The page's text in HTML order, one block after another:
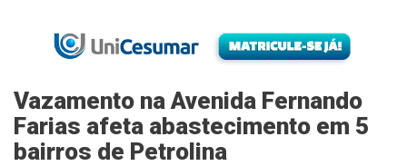
Vazamento na Avenida Fernando
Farias afeta abastecimento em 5
bairros de Petrolina